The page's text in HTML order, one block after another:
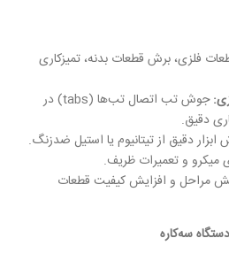
فلزی، برش قطعات بدنه، تمیزکاری
:
جوش تب اتصال تب‌ها (tabs) در
دقیق.
دقیق از تیتانیوم یا استیل ضدزنگ.
و تعمیرات ظریف.
مراحل و افزایش کیفیت قطعات
سه‌کاره